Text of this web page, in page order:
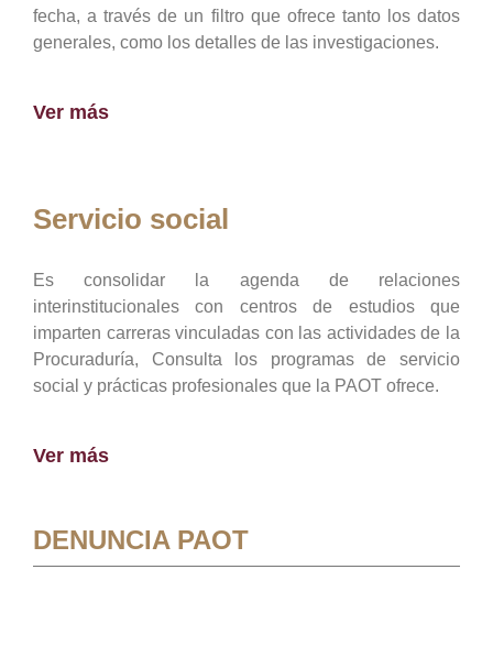
fecha, a través de un filtro que ofrece tanto los datos
generales, como los detalles de las investigaciones.
Ver más
Servicio social
Es consolidar la agenda de relaciones
interinstitucionales con centros de estudios que
imparten carreras vinculadas con las actividades de la
Procuraduría, Consulta los programas de servicio
social y prácticas profesionales que la PAOT ofrece.
Ver más
DENUNCIA PAOT